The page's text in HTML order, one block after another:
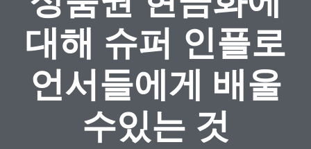
대해 슈퍼 인플로
언서들에게 배울
수있는 것